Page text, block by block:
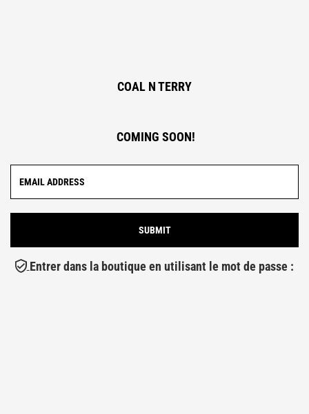
COAL N TERRY
COMING SOON!
Entrer dans la boutique en utilisant le mot de passe :